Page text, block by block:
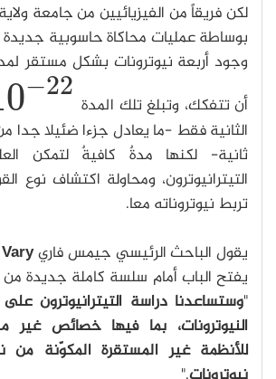
لكن فريقاً من الفيزيائيين من جامعة ولاية
بوساطة عمليات محاكاة حاسوبية جديدة
وجود أربعة نيوترونات بشكل مستقر
أن تتفكك، وتبلغ تلك المدة
−22
الثانية فقط -ما يعادل جزءا ضئيلا جدا من
ثانية- لكنها مدةٌ كافيةٌ لتمكن
التيترانيوترون، ومحاولة اكتشاف نوع
تربط نيوتروناته معا.
يقول الباحث الرئيسي جيمس فاري
يفتح الباب أمام سلسة كاملة جديدة
"وستساعدنا دراسة التيترانيوترون
النيوترونات، بما فيها خصائص
للأنظمة غير المستقرة المكوّنة من